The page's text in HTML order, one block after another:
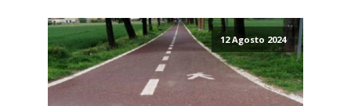
12 Agosto 2024